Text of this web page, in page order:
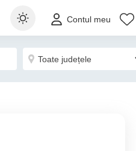
Contul meu